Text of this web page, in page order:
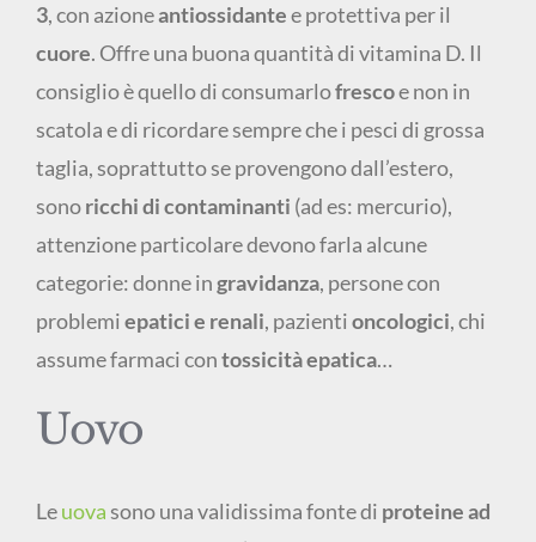
3, con azioneantiossidantee protettiva per il
cuore. Offre una buona quantità di vitamina D. Il
consiglio è quello di consumarlofrescoe non in
scatola e di ricordare sempre che i pesci di grossa
taglia, soprattutto se provengono dall’estero,
sonoricchi di contaminanti (ad es: mercurio),
attenzione particolare devono farla alcune
categorie: donne ingravidanza, persone con
problemiepatici e renali, pazientioncologici, chi
assume farmaci contossicità epatica…
Uovo
Leuovasono una validissima fonte di proteine ad